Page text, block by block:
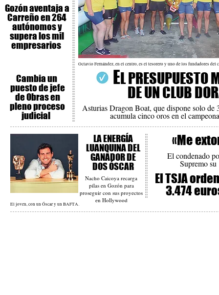
Gozón aventaja a
Carreño en 264
autónomos y
supera los mil
empresarios
Cambia un
puesto de jefe
de Obras en
pleno proceso
judicial
Octavio Fernández, en el centro, es el tesorero y uno de los fundadores
EL PRESUPUESTO
DE UN CLUB
Asturias Dragon Boat, que dispone solo de
acumula cinco oros en el
LA ENERGÍA
LUANQUINA DEL
GANADOR DE
DOS ÓSCAR
Nacho Caicoya recarga
pilas en Gozón para
proseguir con sus proyectos
en Hollywood
El joven, con un Óscar y un BAFTA.
«Me
El condenado
Supremo
El TSJA
3.474